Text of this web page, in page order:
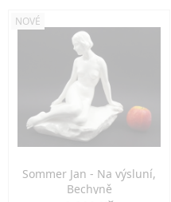
NOVÉ
Sommer Jan - Na výsluní,
Bechyně